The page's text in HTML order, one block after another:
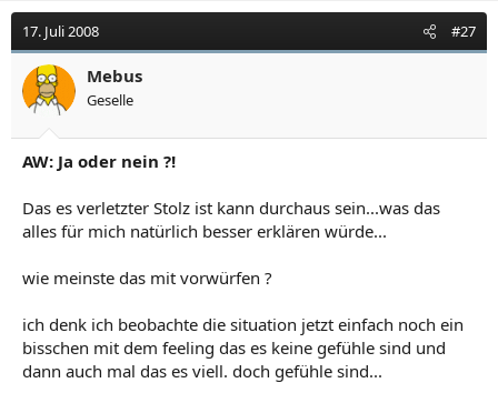
17. Juli 2008 #27
Mebus
Geselle
AW: Ja oder nein ?!
Das es verletzter Stolz ist kann durchaus sein...was das
alles für mich natürlich besser erklären würde...
wie meinste das mit vorwürfen ?
ich denk ich beobachte die situation jetzt einfach noch ein
bisschen mit dem feeling das es keine gefühle sind und
dann auch mal das es viell. doch gefühle sind...